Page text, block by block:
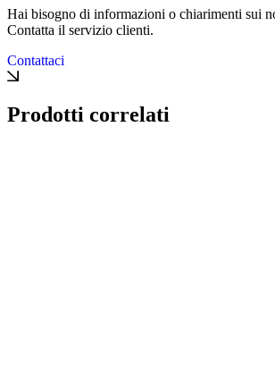
Hai bisogno di informazioni o chiarimenti sui
Contatta il servizio clienti.
Contattaci
Prodotti correlati